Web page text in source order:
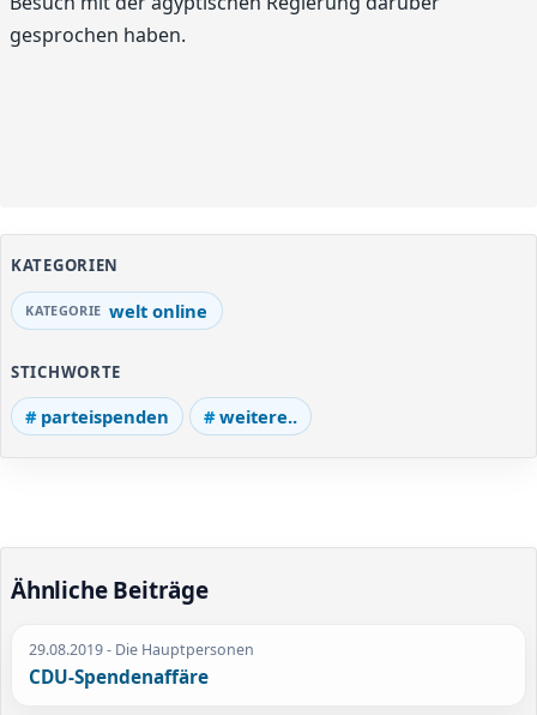
gesprochen haben.
KATEGORIEN
welt online
STICHWORTE
parteispenden weitere..
Ähnliche Beiträge
29.08.2019- Die Hauptpersonen
CDU-Spendenaffäre